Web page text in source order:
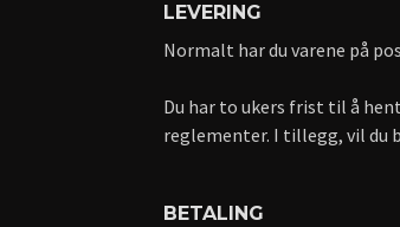
LEVERING
Normalt har du varene på
Du har to ukers frist til å
reglementer. I tillegg, vil
BETALING